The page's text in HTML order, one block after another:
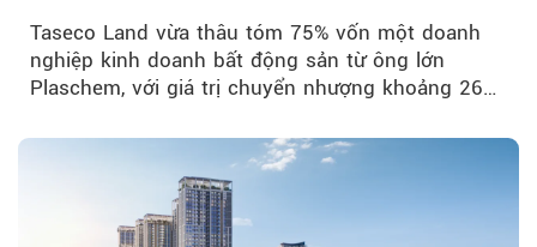
Taseco Land vừa thâu tóm 75% vốn một doanh
nghiệp kinh doanh bất động sản từ ông lớn
Plaschem, với giá trị chuyển nhượng khoảng 262